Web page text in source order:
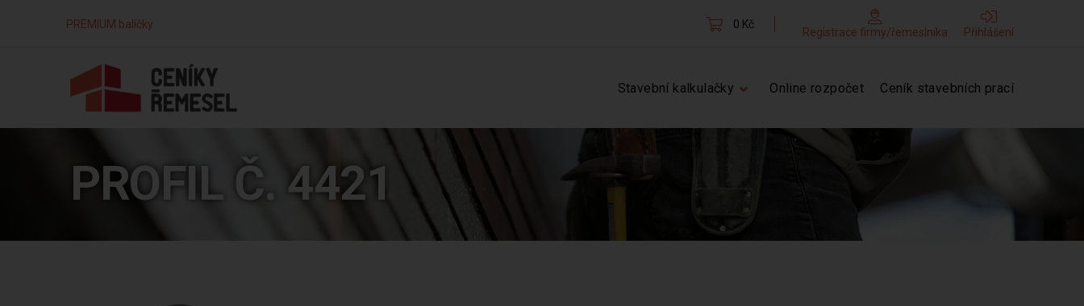
PREMIUM balíčky 0 Kč
Registrace firmy/řemeslníka Přihlášení
Stavební kalkulačky Online rozpočet Ceník stavebních prací
PROFIL Č. 4421